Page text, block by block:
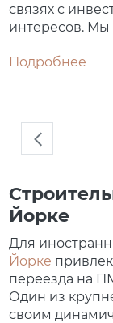
связях с
интересов. Мы
Подробнее
Йорке
Для
Йорке
переезда на
Один из
своим